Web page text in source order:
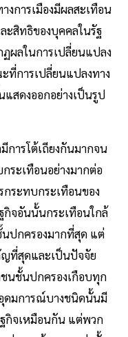
งการเมืองมีผลสะเทือน
ะสิทธิของบุคคลในรัฐ
ผลในการเปลี่ยนแปลง
ที่การเปลี่ยนแปลงทาง
สดงออกอย่างเป็นรูป
การโต้เถียงกันมากจน
ระเทือนอย่างมากต่อ
ระทบกระเทือนของ
กิจอันนั้นกระเทือนใกล้
ปกครองมากที่สุด แต่
ญที่สุดและเป็นปัจจัย
นชั้นปกครองเกือบทุก
ดมการณ์บางชนิดนั้นมี
กิจเหมือนกัน แต่พวก